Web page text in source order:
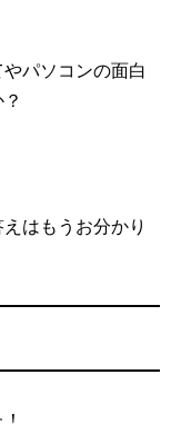
パソコンの面白
はもうお分かり